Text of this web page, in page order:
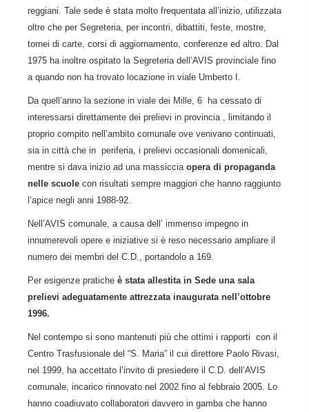
reggiani. Tale sede è stata molto frequentata all’inizio, utilizzata
oltre che per Segreteria, per incontri, dibattiti, feste, mostre,
tornei di carte, corsi di aggiornamento, conferenze ed altro. Dal
1975 ha inoltre ospitato la Segreteria dell’AVIS provinciale fino
a quando non ha trovato locazione in viale Umberto I.
Da quell’anno la sezione in viale dei Mille, 6 ha cessato di
interessarsi direttamente dei prelievi in provincia , limitando il
proprio compito nell’ambito comunale ove venivano continuati,
sia in città che in periferia, i prelievi occasionali domenicali,
mentre si dava inizio ad una massiccia opera di propaganda
nelle scuole con risultati sempre maggiori che hanno raggiunto
l’apice negli anni 1988-92.
Nell’AVIS comunale, a causa dell’ immenso impegno in
innumerevoli opere e iniziative si è reso necessario ampliare il
numero dei membri del C.D., portandolo a 169.
Per esigenze pratiche è stata allestita in Sede una sala
prelievi adeguatamente attrezzata inaugurata nell’ottobre
1996.
Nel contempo si sono mantenuti più che ottimi i rapporti con il
Centro Trasfusionale del “S. Maria” il cui direttore Paolo Rivasi,
nel 1999, ha accettato l’invito di presiedere il C.D. dell’AVIS
comunale, incarico rinnovato nel 2002 fino al febbraio 2005. Lo
hanno coadiuvato collaboratori davvero in gamba che hanno